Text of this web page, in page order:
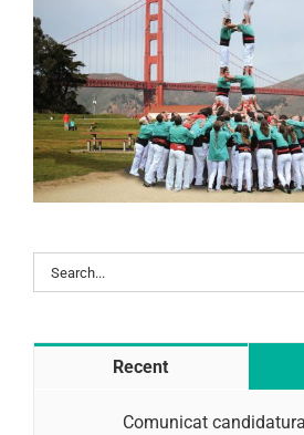
Search
for:
Recent
Comunicat